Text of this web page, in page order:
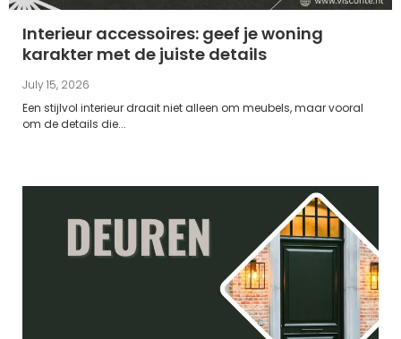
Interieur accessoires: geef je woning
karakter met de juiste details
July 15, 2026
Een stijlvol interieur draait niet alleen om meubels, maar vooral
om de details die...